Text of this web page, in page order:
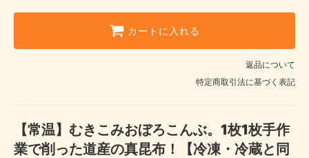
カートに入れる
返品について
特定商取引法に基づく表記
【常温】むきこみおぼろこんぶ。1枚1枚手作
業で削った道産の真昆布！【冷凍・冷蔵と同